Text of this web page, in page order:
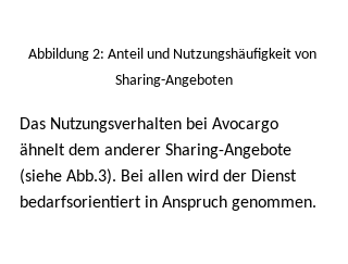
Abbildung 2: Anteil und Nutzungshäufigkeit von
Sharing-Angeboten
Das Nutzungsverhalten bei Avocargo
ähnelt dem anderer Sharing-Angebote
(siehe Abb.3). Bei allen wird der Dienst
bedarfsorientiert in Anspruch genommen.